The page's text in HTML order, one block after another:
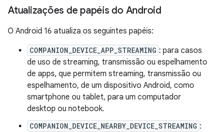
Atualizações de papéis do Android
O Android 16 atualiza os seguintes papéis:
COMPANION_DEVICE_APP_STREAMING : para casos
de uso de streaming, transmissão ou espelhamento
de apps, que permitem streaming, transmissão ou
espelhamento, de um dispositivo Android, como
smartphone ou tablet, para um computador
desktop ou notebook.
COMPANION_DEVICE_NEARBY_DEVICE_STREAMING :